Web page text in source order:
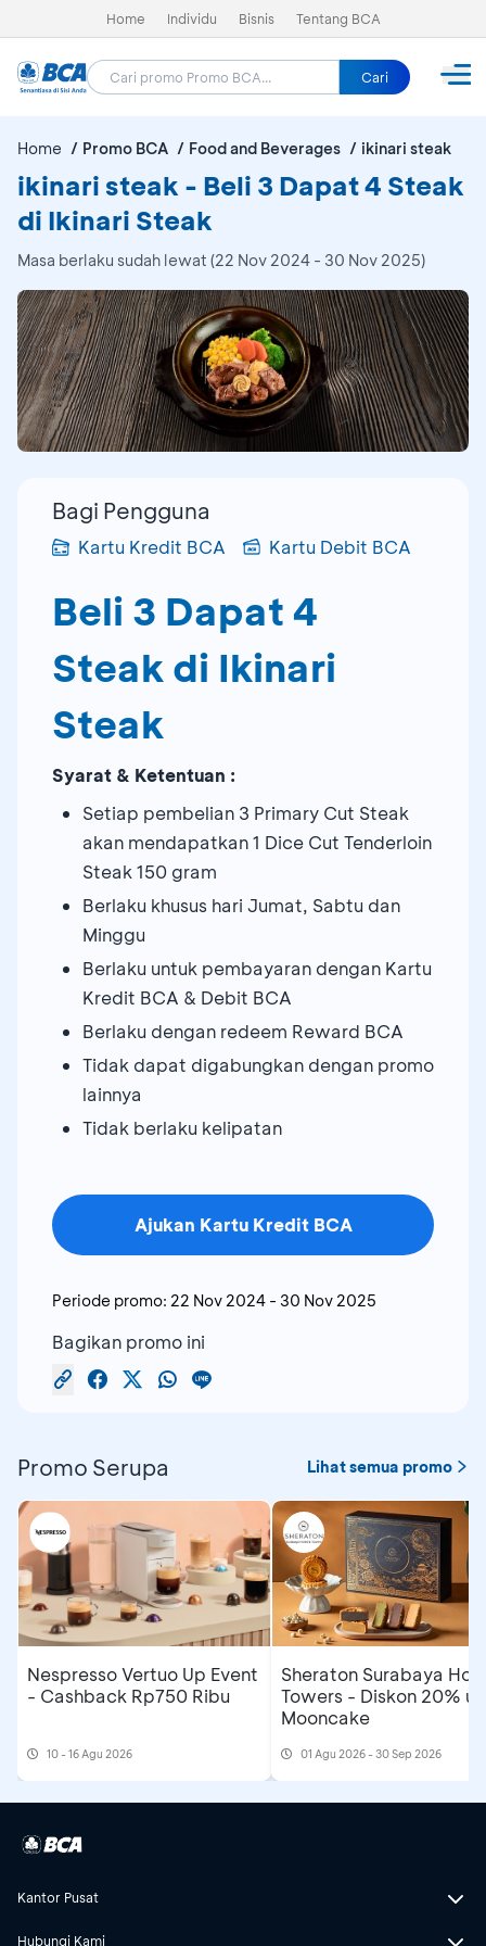
Home Individu Bisnis Tentang BCA
Cari
Home Promo BCA Food and Beverages ikinari steak
ikinari steak - Beli 3 Dapat 4 Steak
di Ikinari Steak
Masa berlaku sudah lewat (22 Nov 2024 - 30 Nov 2025)
Bagi Pengguna
Kartu Kredit BCA Kartu Debit BCA
Beli 3 Dapat 4
Steak di Ikinari
Steak
Syarat & Ketentuan :
Setiap pembelian 3 Primary Cut Steak
akan mendapatkan 1 Dice Cut Tenderloin
Steak 150 gram
Berlaku khusus hari Jumat, Sabtu dan
Minggu
Berlaku untuk pembayaran dengan Kartu
Kredit BCA & Debit BCA
Berlaku dengan redeem Reward BCA
Tidak dapat digabungkan dengan promo
lainnya
Tidak berlaku kelipatan
Ajukan Kartu Kredit BCA
Periode promo: 22 Nov 2024 - 30 Nov 2025
Bagikan promo ini
Promo Serupa Lihat semua promo
Nespresso Vertuo Up Event
- Cashback Rp750 Ribu
10 - 16 Agu 2026
Sheraton Surabaya
Towers - Diskon 20%
Mooncake
01 Agu 2026 - 30 Sep 2026
Kantor Pusat
Hubungi Kami